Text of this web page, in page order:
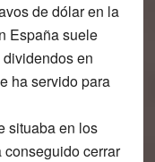
de dólar en la
España suele
en
ha servido para
situaba en los
cerrar